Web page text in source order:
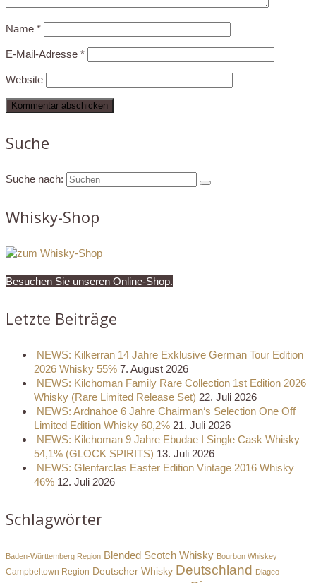
Name *
E-Mail-Adresse *
Website
Suche
Suche nach:
Whisky-Shop
Besuchen Sie unseren Online-Shop.
Letzte Beiträge
NEWS: Kilkerran 14 Jahre Exklusive German Tour Edition
2026 Whisky 55% 7. August 2026
NEWS: Kilchoman Family Rare Collection 1st Edition 2026
Whisky (Rare Limited Release Set) 22. Juli 2026
NEWS: Ardnahoe 6 Jahre Chairman‘s Selection One Off
Limited Edition Whisky 60,2% 21. Juli 2026
NEWS: Kilchoman 9 Jahre Ebudae I Single Cask Whisky
54,1% (GLOCK SPIRITS) 13. Juli 2026
NEWS: Glenfarclas Easter Edition Vintage 2016 Whisky
46% 12. Juli 2026
Schlagwörter
Baden-Württemberg Region Blended Scotch Whisky Bourbon Whiskey
Campbeltown Region Deutscher Whisky Deutschland Diageo